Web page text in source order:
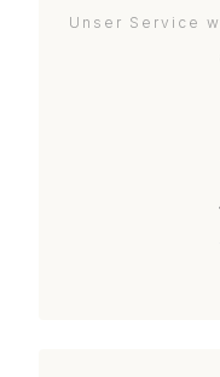
Unser Service